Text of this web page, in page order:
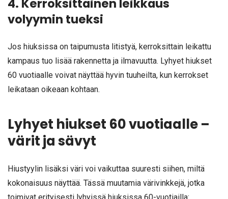
4. Kerroksittainen leikkaus
volyymin tueksi
Jos hiuksissa on taipumusta litistyä, kerroksittain leikattu
kampaus tuo lisää rakennetta ja ilmavuutta. Lyhyet hiukset
60 vuotiaalle voivat näyttää hyvin tuuheilta, kun kerrokset
leikataan oikeaan kohtaan.
Lyhyet hiukset 60 vuotiaalle –
värit ja sävyt
Hiustyylin lisäksi väri voi vaikuttaa suuresti siihen, miltä
kokonaisuus näyttää. Tässä muutamia värivinkkejä, jotka